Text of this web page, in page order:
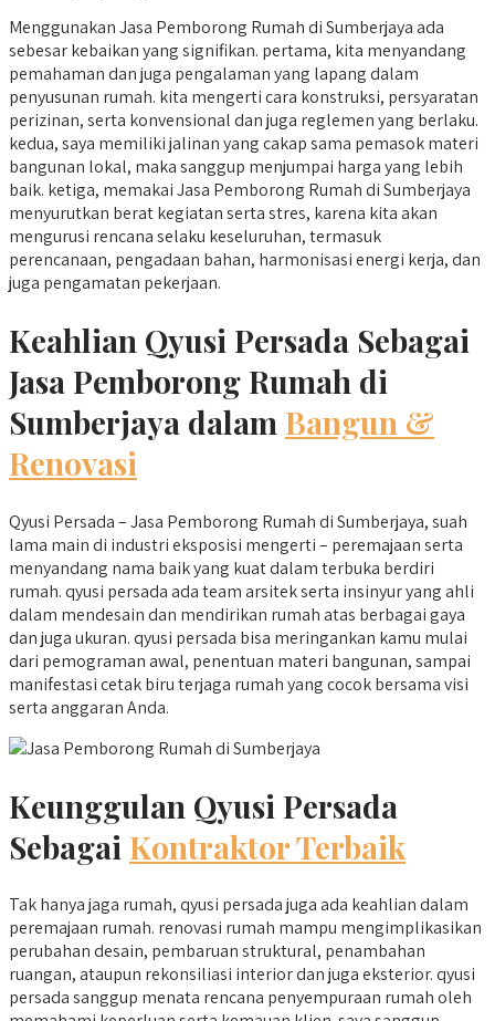
Menggunakan Jasa Pemborong Rumah di Sumberjaya ada
sebesar kebaikan yang signifikan. pertama, kita menyandang
pemahaman dan juga pengalaman yang lapang dalam
penyusunan rumah. kita mengerti cara konstruksi, persyaratan
perizinan, serta konvensional dan juga reglemen yang berlaku.
kedua, saya memiliki jalinan yang cakap sama pemasok materi
bangunan lokal, maka sanggup menjumpai harga yang lebih
baik. ketiga, memakai Jasa Pemborong Rumah di Sumberjaya
menyurutkan berat kegiatan serta stres, karena kita akan
mengurusi rencana selaku keseluruhan, termasuk
perencanaan, pengadaan bahan, harmonisasi energi kerja, dan
juga pengamatan pekerjaan.
Keahlian Qyusi Persada Sebagai
Jasa Pemborong Rumah di
Sumberjaya dalam Bangun &
Renovasi
Qyusi Persada – Jasa Pemborong Rumah di Sumberjaya, suah
lama main di industri eksposisi mengerti – peremajaan serta
menyandang nama baik yang kuat dalam terbuka berdiri
rumah. qyusi persada ada team arsitek serta insinyur yang ahli
dalam mendesain dan mendirikan rumah atas berbagai gaya
dan juga ukuran. qyusi persada bisa meringankan kamu mulai
dari pemograman awal, penentuan materi bangunan, sampai
manifestasi cetak biru terjaga rumah yang cocok bersama visi
serta anggaran Anda.
Keunggulan Qyusi Persada
Sebagai Kontraktor Terbaik
Tak hanya jaga rumah, qyusi persada juga ada keahlian dalam
peremajaan rumah. renovasi rumah mampu mengimplikasikan
perubahan desain, pembaruan struktural, penambahan
ruangan, ataupun rekonsiliasi interior dan juga eksterior. qyusi
persada sanggup menata rencana penyempuraan rumah oleh